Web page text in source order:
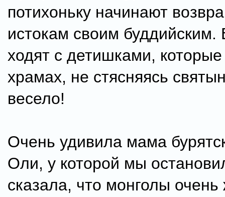
потихоньку начинают
истокам своим буддийским.
ходят с детишками, которые
храмах, не стясняясь
весело!
Очень удивила мама
Оли, у которой мы
сказала, что монголы очень